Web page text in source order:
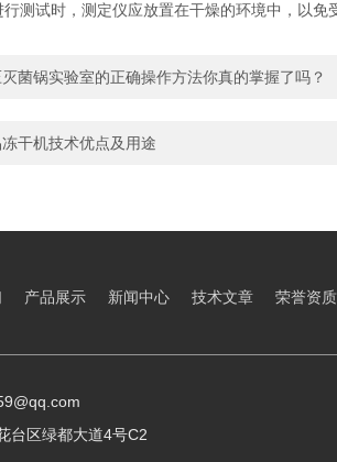
试时，测定仪应放置在干燥的环境中，以免
菌锅实验室的正确操作方法你真的掌握了吗？
干机技术优点及用途
产品展示 新闻中心 技术文章 荣誉资质
台区绿都大道4号C2